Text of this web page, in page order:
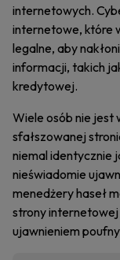
internetowych.
internetowe, które
legalne, aby
informacji, takich
kredytowej.
Wiele osób nie jest
sfałszowanej
niemal identycznie
nieświadomie
menedżery haseł
strony
ujawnieniem